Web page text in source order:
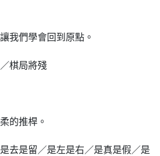
我們學會回到原點。
棋局將殘
的推桿。
去是留／是左是右／是真是假／是